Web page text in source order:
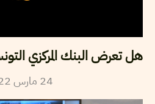
هل تعرض البنك المركزي
24 مارس